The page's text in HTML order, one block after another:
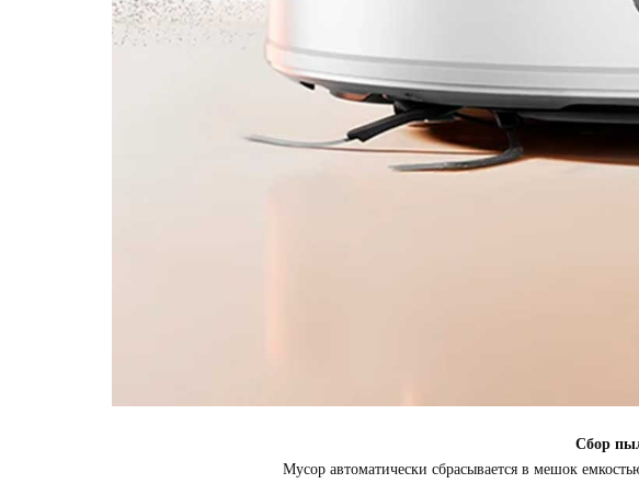
Сбор
Мусор автоматически сбрасывается в мешок